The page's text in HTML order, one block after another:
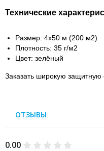
Технические
Размер: 4х50 м (200 м2)
Плотность: 35 г/м2
Цвет: зелёный
Заказать широкую
ОТЗЫВЫ
0.00